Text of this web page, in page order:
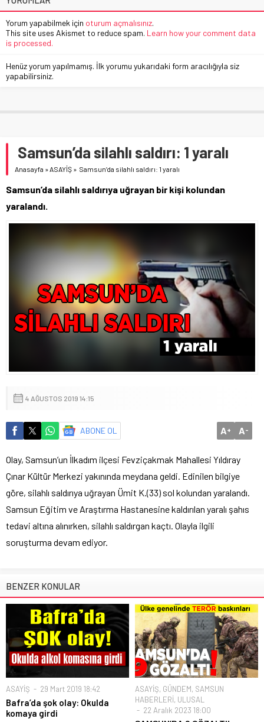
Yorum yapabilmek için oturum açmalısınız.
This site uses Akismet to reduce spam. Learn how your comment data
is processed.
Henüz yorum yapılmamış. İlk yorumu yukarıdaki form aracılığıyla siz
yapabilirsiniz.
Samsun’da silahlı saldırı: 1 yaralı
Anasayfa »ASAYİŞ » Samsun’da silahlı saldırı: 1 yaralı
Samsun’da silahlı saldırıya uğrayan bir kişi kolundan
yaralandı.
4 AĞUSTOS 2019 14:15
ABONE OL A+ A-
Olay, Samsun’un İlkadım ilçesi Fevziçakmak Mahallesi Yıldıray
Çınar Kültür Merkezi yakınında meydana geldi. Edinilen bilgiye
göre, silahlı saldırıya uğrayan Ümit K.(33) sol kolundan yaralandı.
Samsun Eğitim ve Araştırma Hastanesine kaldırılan yaralı şahıs
tedavi altına alınırken, silahlı saldırgan kaçtı. Olayla ilgili
soruşturma devam ediyor.
BENZER KONULAR
ASAYİŞ 29 Mart 2019 18:42
Bafra’da şok olay: Okulda
komaya girdi
ASAYİŞ, GÜNDEM, SAMSUN
HABERLERİ, ULUSAL
22 Aralık 2023 18:00